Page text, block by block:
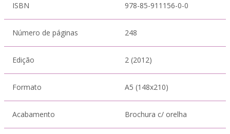
ISBN 978-85-911156-0-0
Número de páginas 248
Edição 2 (2012)
Formato A5 (148x210)
Acabamento Brochura c/ orelha